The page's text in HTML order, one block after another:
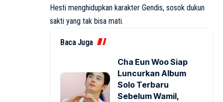
Hesti menghidupkan karakter Gendis, sosok dukun
sakti yang tak bisa mati.
Baca Juga
Cha Eun Woo Siap
Luncurkan Album
Solo Terbaru
Sebelum Wamil,